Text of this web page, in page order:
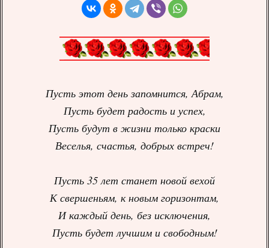
Пусть этот день запомнится, Абрам,
Пусть будет радость и успех,
Пусть будут в жизни только краски
Веселья, счастья, добрых встреч!
Пусть 35 лет станет новой вехой
К свершеньям, к новым горизонтам,
И каждый день, без исключения,
Пусть будет лучшим и свободным!